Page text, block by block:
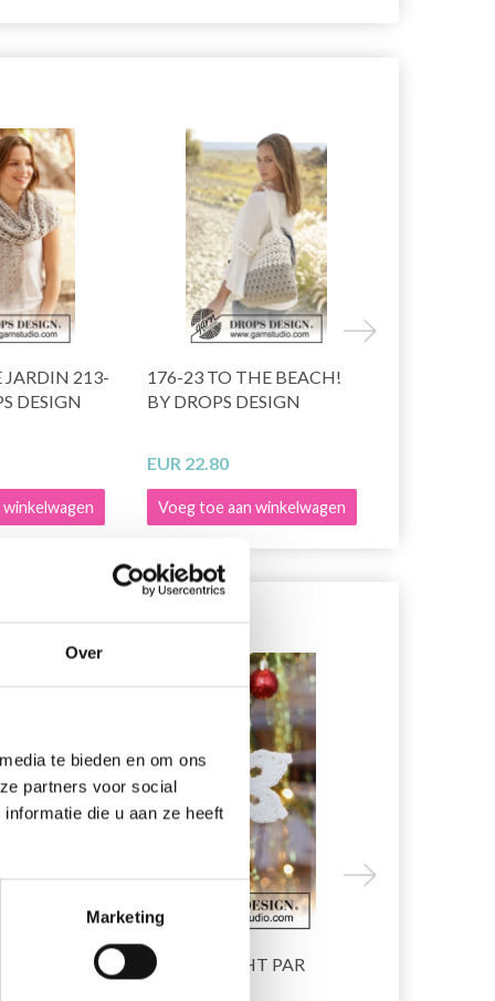
Over
te bieden en om ons
partners voor social
die u aan ze heeft
Marketing
JARDIN 213-
DESIGN
176-23 TO THE BEACH!
BY DROPS DESIGN
EUR 22.80
Voeg toe aan winkelwagen
0-1451 SHINE BRIGHT PAR